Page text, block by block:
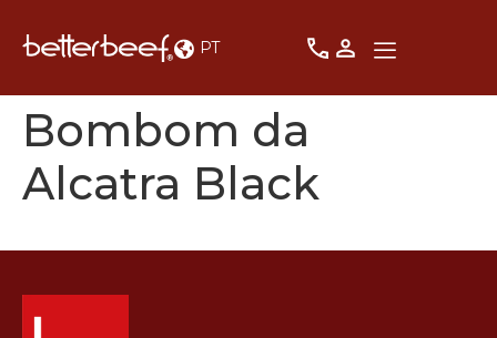
PT
Bombom da
Alcatra Black